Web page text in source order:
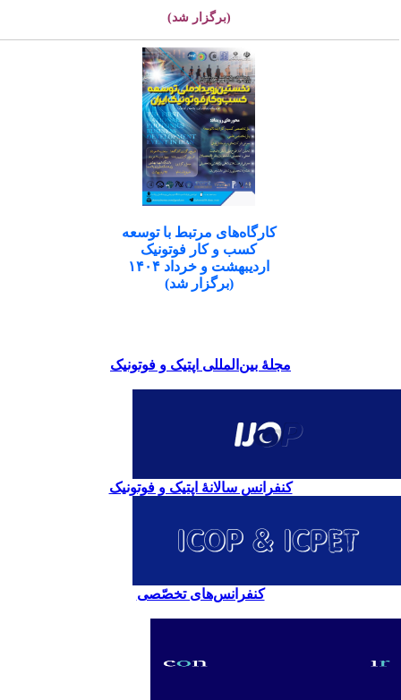
(برگزار شد)
کارگاه‌های مرتبط با توسعه
کسب و کار فوتونیک
اردیبهشت و خرداد ۱۴۰۴
(برگزار شد)
مجلۀ بین‌المللی اپتیک و فوتونیک
کنفرانس سالانۀ اپتیک و فوتونیک
کنفرانس‌های تخصّصی